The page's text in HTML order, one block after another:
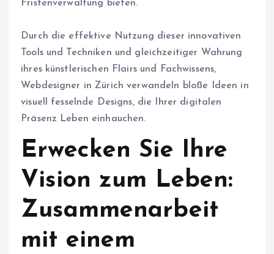
Fristenverwaltung bieten.
Durch die effektive Nutzung dieser innovativen
Tools und Techniken und gleichzeitiger Wahrung
ihres künstlerischen Flairs und Fachwissens,
Webdesigner in Zürich verwandeln bloße Ideen in
visuell fesselnde Designs, die Ihrer digitalen
Präsenz Leben einhauchen.
Erwecken Sie Ihre
Vision zum Leben:
Zusammenarbeit
mit einem